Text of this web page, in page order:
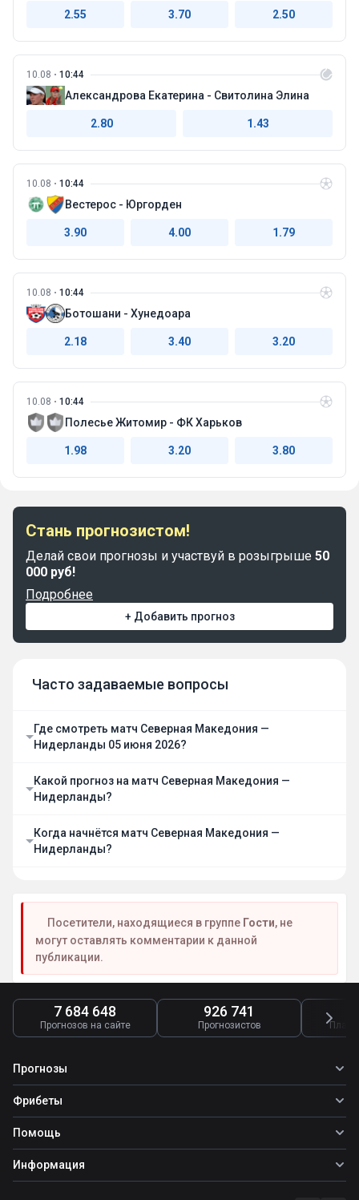
2.55 3.70 2.50
10.08 10:44
Александрова Екатерина - Свитолина Элина
2.80 1.43
10.08 10:44
Вестерос - Юргорден
3.90 4.00 1.79
10.08 10:44
Ботошани - Хунедоара
2.18 3.40 3.20
10.08 10:44
Полесье Житомир - ФК Харьков
1.98 3.20 3.80
Стань прогнозистом!
Делай свои прогнозы и участвуй в розыгрыше 50
000 руб!
Подробнее
+ Добавить прогноз
Часто задаваемые вопросы
Где смотреть матч Северная Македония —
Нидерланды 05 июня 2026?
Какой прогноз на матч Северная Македония —
Нидерланды?
Когда начнётся матч Северная Македония —
Нидерланды?
Посетители, находящиеся в группе Гости, не
могут оставлять комментарии к данной
публикации.
7 684 648
Прогнозов на сайте
926 741
Прогнозистов
Прогнозы
Все прогнозы
Топ ставок
Прогнозы на футбол
Фрибеты
Фрибеты
Фрибет Ubet
Фрибет Фонбет
Помощь
Школа ставок
Вопросы и ответы
Информация